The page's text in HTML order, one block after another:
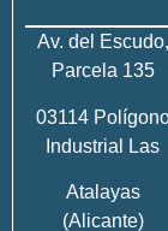
Av. del Escudo,
Parcela 135
03114
Industrial Las
Atalayas
(Alicante)